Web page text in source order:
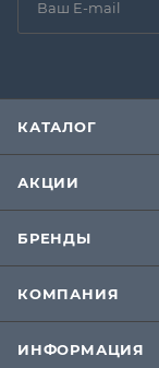
КАТАЛОГ
АКЦИИ
БРЕНДЫ
КОМПАНИЯ
ИНФОРМАЦИЯ